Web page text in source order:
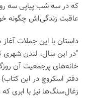
که در سه شب پیاپی سه
عاقبت زندگی‌اش چگونه
داستان با این جملات
"در این سال، لندن شهری
خانه‌های پرجمعیت آن
دفتر اسکروچ در این
زغال‌سنگ‌ها نیز با ابری